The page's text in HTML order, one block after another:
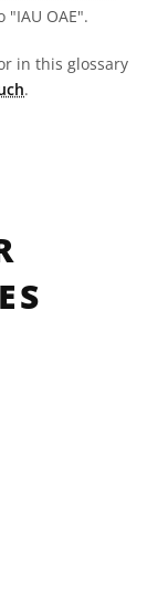
OAE".
in this glossary
.